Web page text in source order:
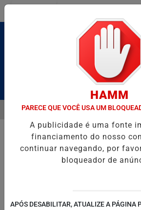
Pesquisar Notícia
E CAIQUE PIMENTA COM O
EM ALTA
HAMM
PARECE QUE VOCÊ USA UM
A publicidade é uma fonte
financiamento do nosso
continuar navegando, por
bloqueador de
APÓS DESABILITAR, ATUALIZE A PÁGINA